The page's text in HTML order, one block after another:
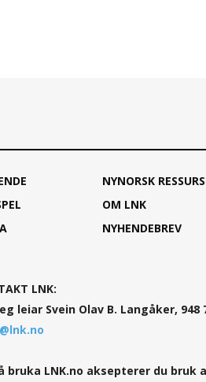
NYNORSK
OM LNK
NYHENDEBREV
LNK:
leiar Svein Olav B. Langåker, 948
bruka LNK.no aksepterer du bruk